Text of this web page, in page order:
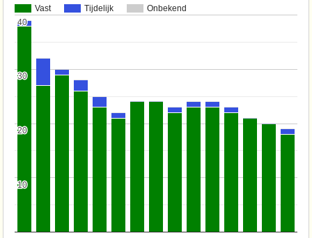
Vast Tijdelijk Onbekend
10
10
20
20
30
30
40
40